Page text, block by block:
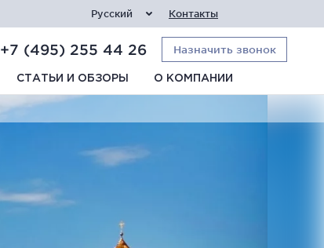
Русский Контакты
+7 (495) 255 44 26 Назначить звонок
СТАТЬИ И ОБЗОРЫ О КОМПАНИИ